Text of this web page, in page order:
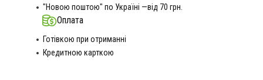
"Новою поштою" по Україні —від 70 грн.
Оплата
Готівкою при отриманні
Кредитною карткою